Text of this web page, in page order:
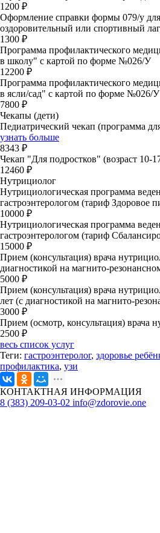
1200 ₽
Оформление справки формы 079/у
оздоровительный или спортивный
1300 ₽
Программа профилактического
в школу" с картой по форме №026/У
12200 ₽
Программа профилактического
в ясли/сад" с картой по форме №026/У
7800 ₽
Чекапы (дети)
Педиатрический чекап (программа
узнать больше
8343 ₽
Чекап "Для подростков" (возраст 10-
12460 ₽
Нутрициолог
Нутрициологическая программа
гастроэнтерологом (тариф Здоровое
10000 ₽
Нутрициологическая программа
гастроэнтерологом (тариф
15000 ₽
Прием (консультация) врача
диагностикой на магнито-
5000 ₽
Прием (консультация) врача
лет (с диагностикой на магнито-
3000 ₽
Прием (осмотр, консультация) врача
2500 ₽
весь список услуг
Теги: гастроэнтеролог, здоровье
профилактика, узи
КОНТАКТНАЯ ИНФОРМАЦИЯ
8 (383) 209-03-02 info@zdorovie.one